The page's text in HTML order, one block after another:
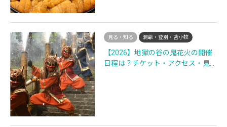
見る・知る 洞爺・登別・苫小牧
【2026】地獄の谷の鬼花火の開催
日程は？チケット・アクセス・見…